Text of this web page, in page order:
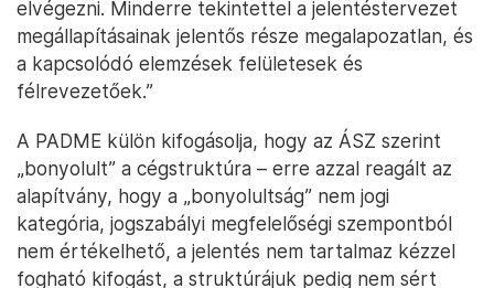
elvégezni. Minderre tekintettel a jelentéstervezet
megállapításainak jelentős része megalapozatlan, és
a kapcsolódó elemzések felületesek és
félrevezetőek.”
A PADME külön kifogásolja, hogy az ÁSZ szerint
„bonyolult” a cégstruktúra – erre azzal reagált az
alapítvány, hogy a „bonyolultság” nem jogi
kategória, jogszabályi megfelelőségi szempontból
nem értékelhető, a jelentés nem tartalmaz kézzel
fogható kifogást, a struktúrájuk pedig nem sért